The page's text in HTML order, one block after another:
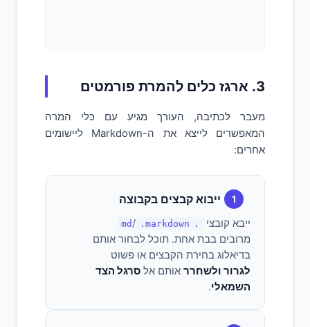
3. ארגז כלים להמרת פורמטים
מעבר לכתיבה, העורך מגיע עם כלי המרה
המאפשרים לייצא את ה-Markdown ליישומים
אחרים:
1 ייבוא קבצים בקבוצה
ייבא קובצי .md
/ .markdown
מרובים בבת אחת. תוכל לבחור אותם
בדיאלוג בחירת הקבצים או פשוט
לגרור ולשחרר אותם אל סרגל הצד
השמאלי.